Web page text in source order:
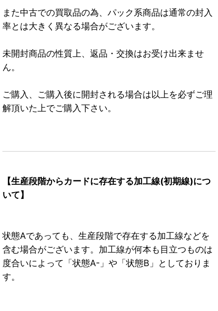
また中古での買取品の為、パック系商品は通常の封入
率とは大きく異なる場合がございます。
未開封商品の性質上、返品・交換はお受け出来ませ
ん。
ご購入、ご購入後に開封される場合は以上を必ずご理
解頂いた上でご購入下さい。
【生産段階からカードに存在する加工線(初期線)につ
いて】
状態Aであっても、生産段階で存在する加工線などを
含む場合がございます。加工線が何本も目立つものは
度合いによって「状態A-」や「状態B」としておりま
す。